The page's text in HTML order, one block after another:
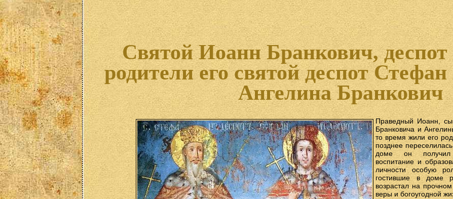
Святой Иоанн Бранкович, деспот
родители его святой деспот
Ангелина Бранкович
Праведный Иоанн,
Бранковича и
то время жили его
позднее
доме он получил
воспитание и
личности особую
гостившие в доме
возрастал на
веры и богоугодной